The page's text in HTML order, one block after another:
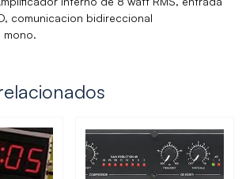
comunicacion bidireccional
mono.